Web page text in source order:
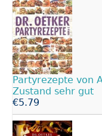
Partyrezepte von
Zustand sehr gut
€5.79